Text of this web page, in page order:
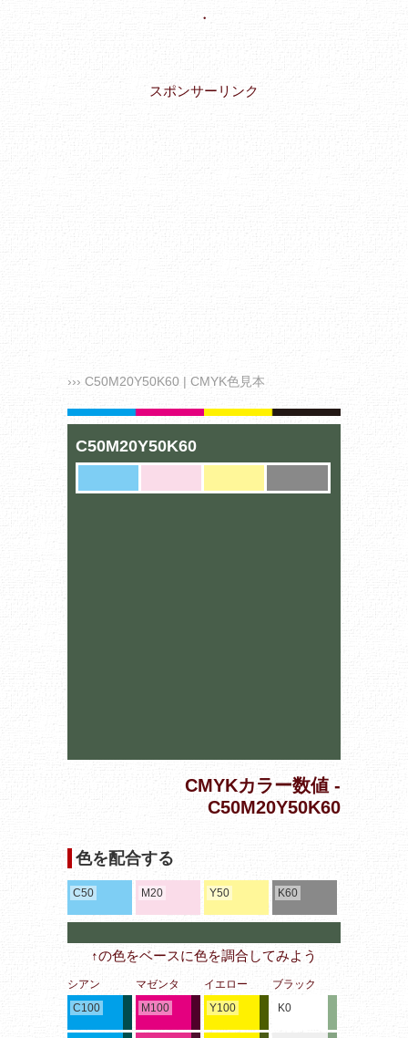
・
スポンサーリンク
››› C50M20Y50K60 | CMYK色見本
C50M20Y50K60
CMYKカラー数値 -
C50M20Y50K60
色を配合する
C50 M20 Y50 K60
↑の色をベースに色を調合してみよう
シアン
C100
マゼンタ
M100
イエロー
Y100
ブラック
K0